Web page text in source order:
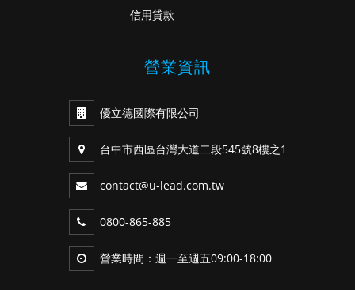
信用貸款
營業資訊
優立德國際有限公司
台中市西區台灣大道二段545號8樓之1
contact@u-lead.com.tw
0800-865-885
營業時間：週一至週五09:00-18:00